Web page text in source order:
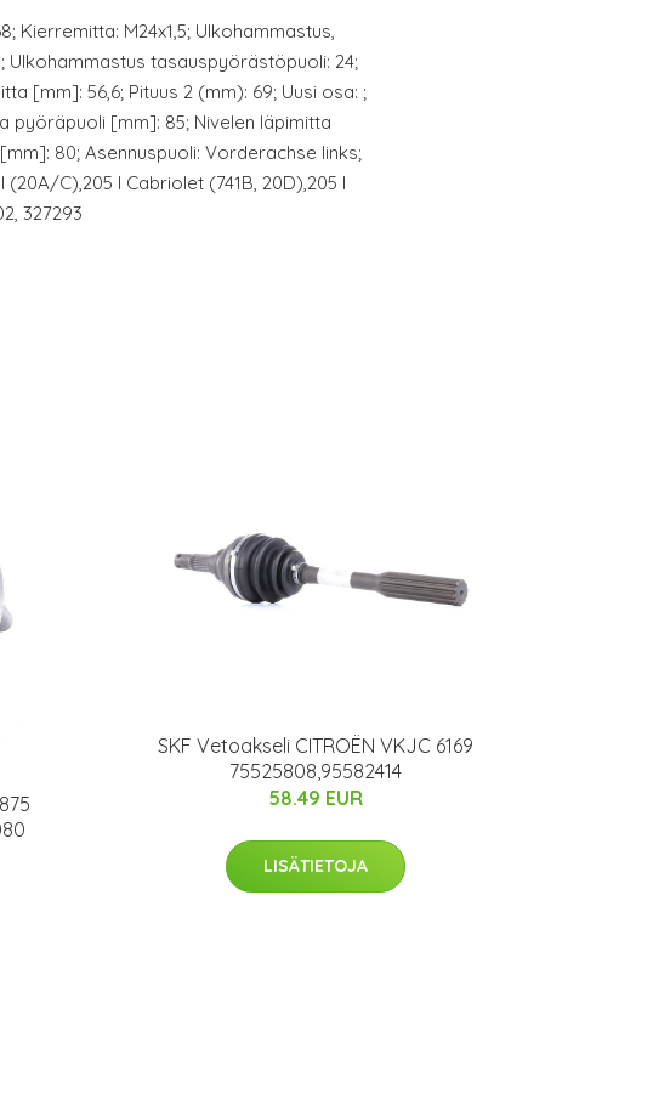
Kierremitta: M24x1,5; Ulkohammastus,
Ulkohammastus tasauspyörästöpuoli: 24;
[mm]: 56,6; Pituus 2 (mm): 69; Uusi osa: ;
pyöräpuoli [mm]: 85; Nivelen läpimitta
80; Asennuspuoli: Vorderachse links;
(20A/C),205 I Cabriolet (741B, 20D),205 I
327293
SKF Vetoakseli CITROËN VKJC 6169
75525808,95582414
58.49 EUR
LISÄTIETOJA